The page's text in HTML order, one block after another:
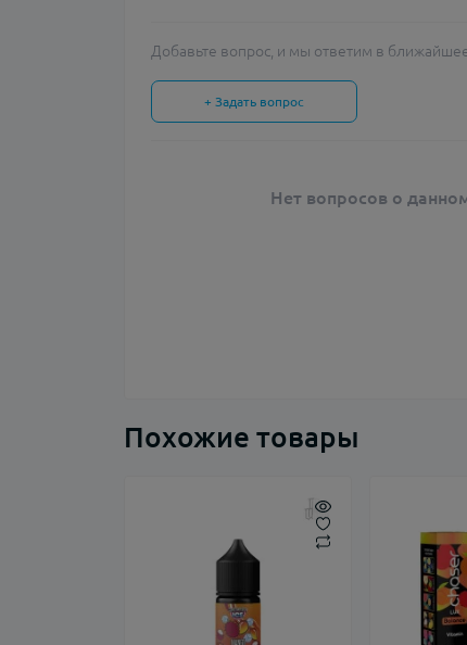
Добавьте вопрос, и мы ответим в
+ Задать вопрос
Нет вопросов о
Похожие товары